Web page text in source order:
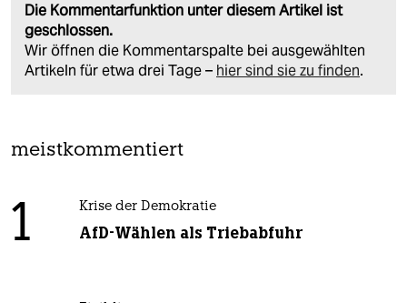
Die Kommentarfunktion unter diesem Artikel ist
geschlossen.
Wir öffnen die Kommentarspalte bei ausgewählten
Artikeln für etwa drei Tage – hier sind sie zu finden.
meistkommentiert
1 Krise der Demokratie
AfD-Wählen als Triebabfuhr